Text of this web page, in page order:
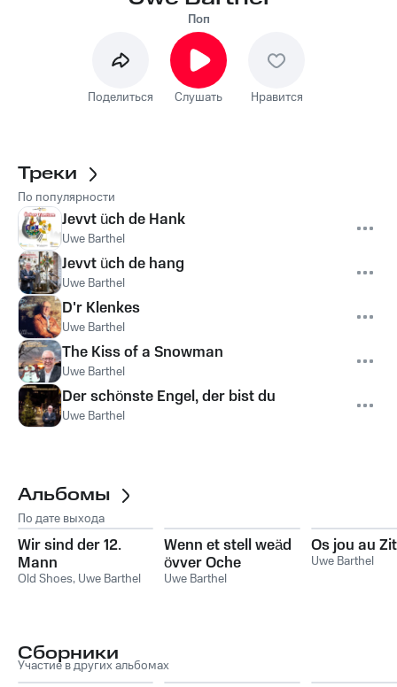
Поп
Поделиться Слушать Нравится
Треки
По популярности
Jevvt üch de Hank
Uwe Barthel
Jevvt üch de hang
Uwe Barthel
D'r Klenkes
Uwe Barthel
The Kiss of a Snowman
Uwe Barthel
Der schönste Engel, der bist du
Uwe Barthel
Альбомы
По дате выхода
Wir sind der 12.
Mann
Old Shoes, Uwe Barthel
Wenn et stell weäd
övver Oche
Uwe Barthel
Os jou au
Uwe Barthel
Сборники
Участие в других альбомах